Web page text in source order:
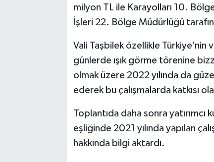
milyon TL ile Karayolları 10.
İşleri 22. Bölge Müdürlüğü
Vali Taşbilek özellikle
günlerde ışık görme törenine
olmak üzere 2022 yılında da
ederek bu çalışmalarda katkısı
Toplantıda daha sonra
eşliğinde 2021 yılında yapılan
hakkında bilgi aktardı.